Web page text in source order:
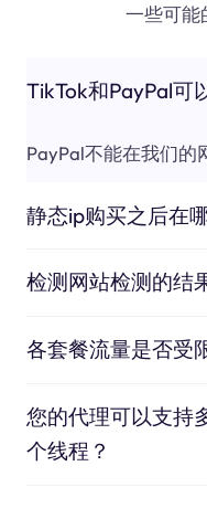
一些可能
TikTok和PayPal可
PayPal不能在我们的
静态ip购买之后在
检测网站检测的结
各套餐流量是否受
您的代理可以支持
个线程？